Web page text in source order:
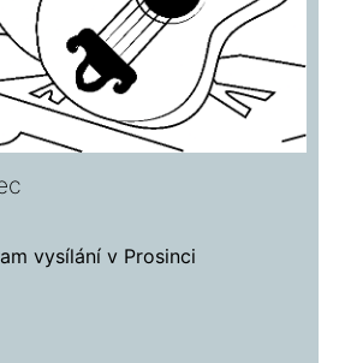
vysílání v Prosinci